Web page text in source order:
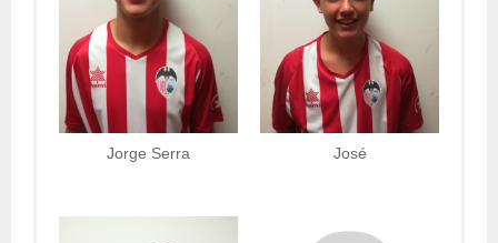
Jorge Serra José